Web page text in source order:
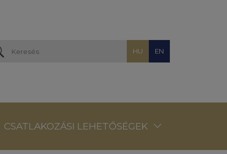
HU EN
CSATLAKOZÁSI LEHETŐSÉGEK